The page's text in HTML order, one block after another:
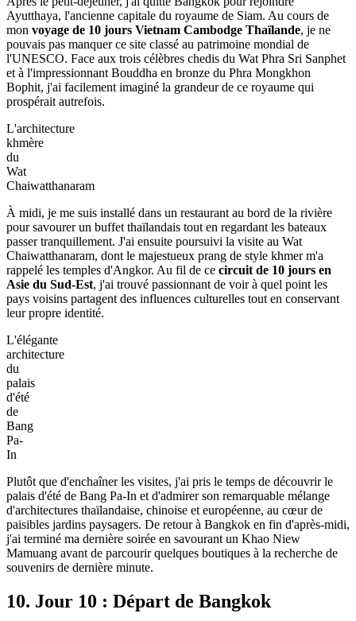
Ayutthaya, l'ancienne capitale du royaume de Siam. Au cours de
mon voyage de 10 jours Vietnam Cambodge Thaïlande, je ne
pouvais pas manquer ce site classé au patrimoine mondial de
l'UNESCO. Face aux trois célèbres chedis du Wat Phra Sri Sanphet
et à l'impressionnant Bouddha en bronze du Phra Mongkhon
Bophit, j'ai facilement imaginé la grandeur de ce royaume qui
prospérait autrefois.
L'architecture
khmère
du
Wat
Chaiwatthanaram
À midi, je me suis installé dans un restaurant au bord de la rivière
pour savourer un buffet thaïlandais tout en regardant les bateaux
passer tranquillement. J'ai ensuite poursuivi la visite au Wat
Chaiwatthanaram, dont le majestueux prang de style khmer m'a
rappelé les temples d'Angkor. Au fil de ce circuit de 10 jours en
Asie du Sud-Est, j'ai trouvé passionnant de voir à quel point les
pays voisins partagent des influences culturelles tout en conservant
leur propre identité.
L'élégante
architecture
du
palais
d'été
de
Bang
Pa-
In
Plutôt que d'enchaîner les visites, j'ai pris le temps de découvrir le
palais d'été de Bang Pa-In et d'admirer son remarquable mélange
d'architectures thaïlandaise, chinoise et européenne, au cœur de
paisibles jardins paysagers. De retour à Bangkok en fin d'après-midi,
j'ai terminé ma dernière soirée en savourant un Khao Niew
Mamuang avant de parcourir quelques boutiques à la recherche de
souvenirs de dernière minute.
10. Jour 10 : Départ de Bangkok